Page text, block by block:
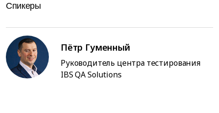
Спикеры
Пётр Гуменный
Руководитель центра тестирования
IBS QA Solutions